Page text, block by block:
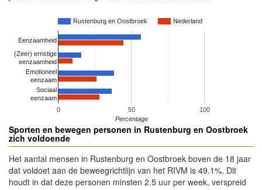
Rustenburg en Oostbroek Nederland
0 50 100
Eenzaamheid
(Zeer) ernstige
eenzaamheid
Emotioneel
eenzaam
Sociaal
eenzaam
Percentage
Sporten en bewegen personen in Rustenburg en Oostbroek
zich voldoende
Het aantal mensen in Rustenburg en Oostbroek boven de 18 jaar
dat voldoet aan de beweegrichtlijn van het RIVM is 49.1%. Dit
houdt in dat deze personen minsten 2.5 uur per week, verspreid